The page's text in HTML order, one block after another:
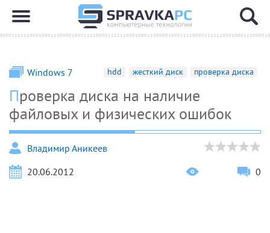
Windows 7 hdd жесткий диск проверка диска
Проверка диска на наличие
файловых и физических ошибок
Владимир Аникеев
20.06.2012
0